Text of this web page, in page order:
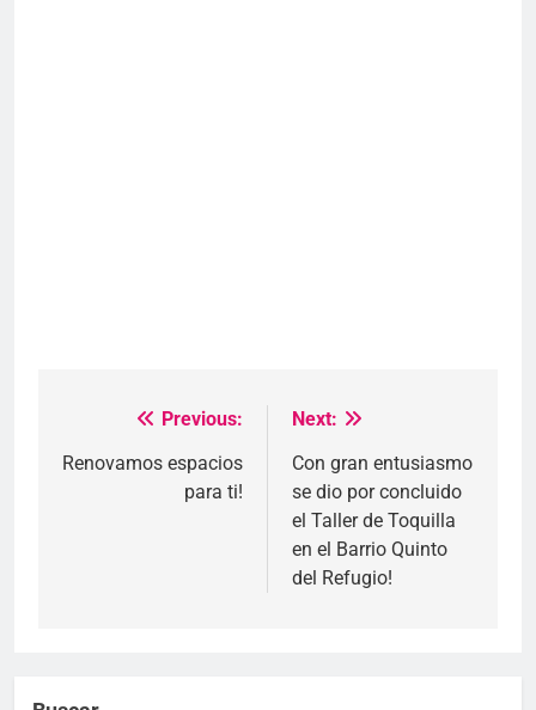
Navegación
de
Previous:
Renovamos espacios
para ti!
Next:
Con gran entusiasmo
se dio por concluido
el Taller de Toquilla
en el Barrio Quinto
del Refugio!